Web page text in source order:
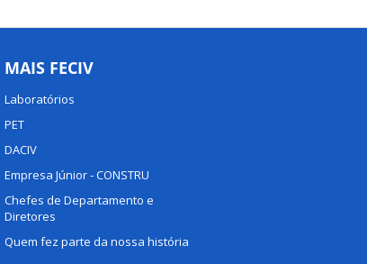
MAIS FECIV
Laboratórios
PET
DACIV
Empresa Júnior - CONSTRU
Chefes de Departamento e
Diretores
Quem fez parte da nossa história